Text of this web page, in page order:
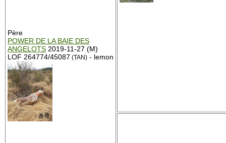
Père
POWER DE LA BAIE DES
ANGELOTS 2019-11-27 (M)
LOF 264774/45087 (TAN) - lemon